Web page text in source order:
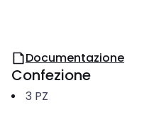
Documentazione
Confezione
3 PZ